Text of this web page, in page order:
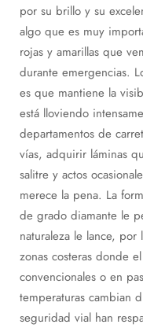
por su brillo y su
algo que es muy
rojas y amarillas que
durante emergencias.
es que mantiene la
está lloviendo
departamentos de
vías, adquirir láminas
salitre y actos
merece la pena. La
de grado diamante le
naturaleza le lance,
zonas costeras donde
convencionales o en
temperaturas cambian
seguridad vial han